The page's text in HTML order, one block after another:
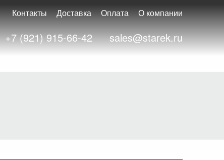
Контакты Доставка Оплата О компании
+7 (921) 915-66-42 sales@starek.ru